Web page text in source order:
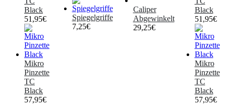
Black
51,95€
Mikro
Pinzette
TC
Black
57,95€
Spiegelgriffe
7,25€
Caliper
Abgewinkelt
29,25€
Black
51,95€
Mikro
Pinzette
TC
Black
57,95€